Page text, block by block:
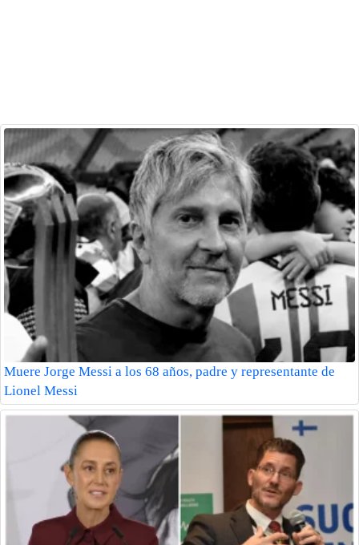
Muere Jorge Messi a los 68 años, padre y representante de
Lionel Messi